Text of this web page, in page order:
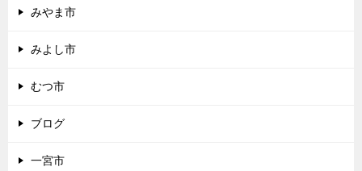
みやま市
みよし市
むつ市
ブログ
一宮市